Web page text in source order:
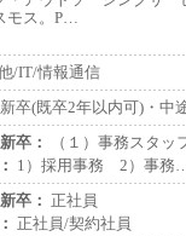
モス。P…
/IT/情報通信
卒(既卒2年以内可)・中
卒：
（１）事務スタッ
1）採用事務 2）事務
卒： 正社員
正社員/契約社員